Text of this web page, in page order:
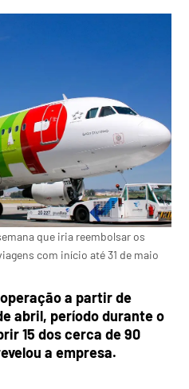
que iria reembolsar os
com início até 31 de maio
a partir de
abril, período durante o
15 dos cerca de 90
a empresa.